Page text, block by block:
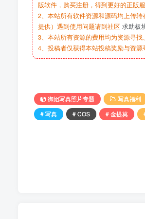
版软件，购买注册，得到更好的正版
2、本站所有软件资源和源码均上传
提供）遇到使用问题请到社区 求助板
3、本站所有资源的费用均为资源寻
4、投稿者仅获得本站投稿奖励与资源
御姐写真照片专题
写真福利
# 写真
# COS # 金提莫